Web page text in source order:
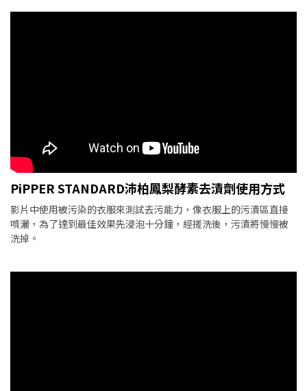
PiPPER STANDARD沛柏鳳梨酵素去漬劑使用方式
影片中使用被污染的衣服來測試去污能力，像衣服上的污漬區直接
噴灑，為了達到最佳效果先浸泡十分鐘，經搓洗後，污漬將慢慢被
洗掉。